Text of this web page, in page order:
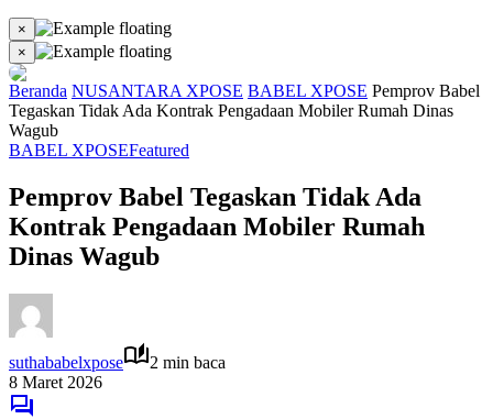
×
×
Beranda NUSANTARA XPOSE BABEL XPOSE Pemprov Babel
Tegaskan Tidak Ada Kontrak Pengadaan Mobiler Rumah Dinas
Wagub
BABEL XPOSEFeatured
Pemprov Babel Tegaskan Tidak Ada
Kontrak Pengadaan Mobiler Rumah
Dinas Wagub
suthababelxpose
2 min baca
8 Maret 2026